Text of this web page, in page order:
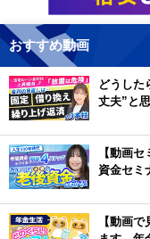
おすすめ動画
どうした
丈夫”と
【動画
資金セミ
【動画